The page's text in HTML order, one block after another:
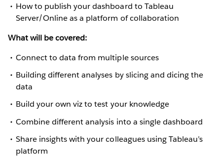
How to publish your dashboard to Tableau
Server/Online as a platform of collaboration
What will be covered:
Connect to data from multiple sources
Building different analyses by slicing and dicing the
data
Build your own viz to test your knowledge
Combine different analysis into a single dashboard
Share insights with your colleagues using Tableau’s
platform